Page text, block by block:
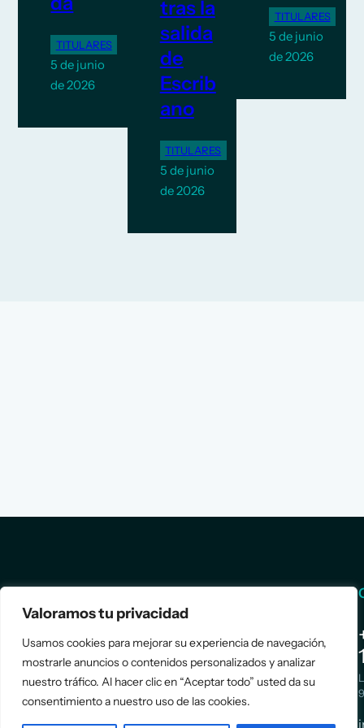
Valoramos tu privacidad
Usamos cookies para mejorar su experiencia de navegación,
mostrarle anuncios o contenidos personalizados y analizar
nuestro tráfico. Al hacer clic en “Aceptar todo” usted da su
consentimiento a nuestro uso de las cookies.
TITULARES
5 de junio
de 2026
tras la
salida
de
Escrib
ano
TITULARES
5 de junio
de 2026
TITULARES
5 de junio
de 2026
Asociación
Assessment
Positioning
Strategy
Implementation
About Us
Services
Cases
Terms &